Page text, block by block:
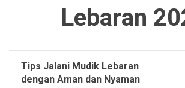
Lebaran
Tips Jalani Mudik Lebaran
dengan Aman dan Nyaman